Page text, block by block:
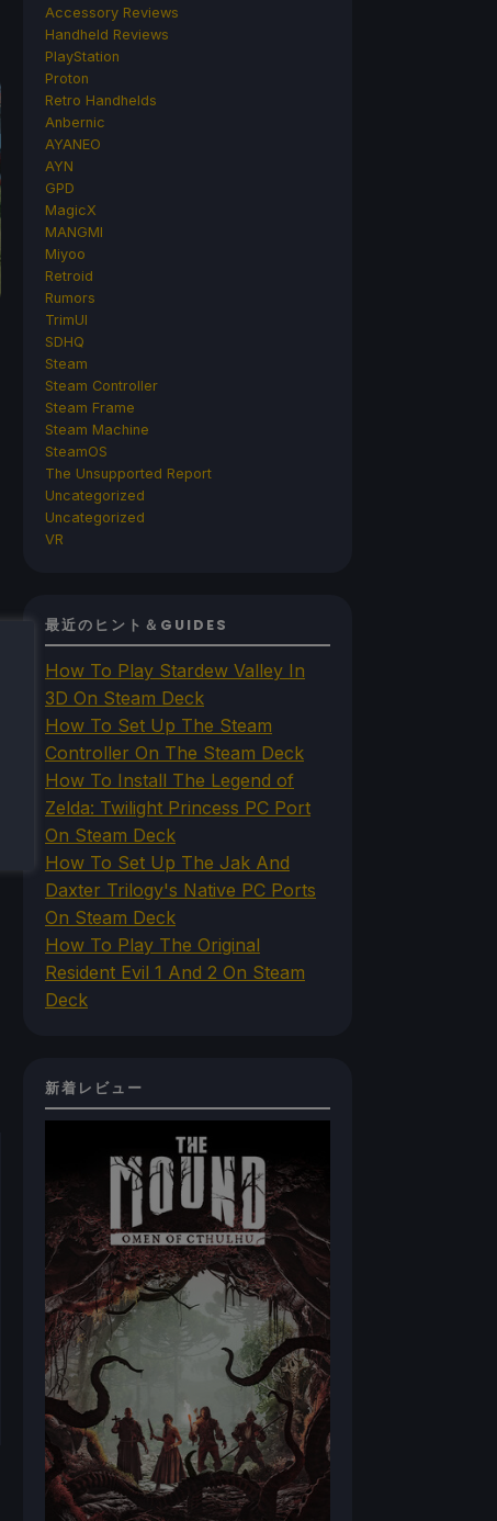
Accessory Reviews
Handheld Reviews
PlayStation
Proton
Retro Handhelds
Anbernic
AYANEO
AYN
GPD
MagicX
MANGMI
Miyoo
Retroid
Rumors
TrimUI
SDHQ
Steam
Steam Controller
Steam Frame
Steam Machine
SteamOS
The Unsupported Report
Uncategorized
Uncategorized
VR
最近のヒント＆GUIDES
How To Play Stardew Valley In
3D On Steam Deck
How To Set Up The Steam
Controller On The Steam Deck
How To Install The Legend of
Zelda: Twilight Princess PC Port
On Steam Deck
How To Set Up The Jak And
Daxter Trilogy's Native PC Ports
On Steam Deck
How To Play The Original
Resident Evil 1 And 2 On Steam
Deck
新着レビュー